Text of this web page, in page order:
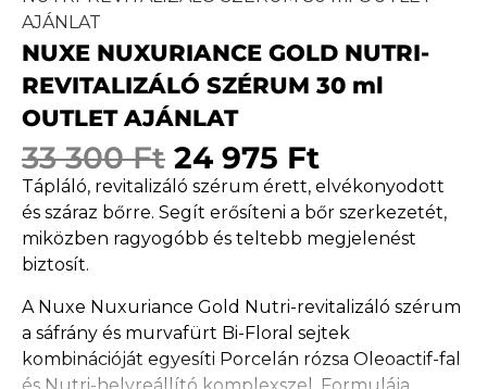
AJÁNLAT
NUXE NUXURIANCE GOLD NUTRI-
REVITALIZÁLÓ SZÉRUM 30 ml
OUTLET AJÁNLAT
33 300Ft 24 975 Ft
Tápláló, revitalizáló szérum érett, elvékonyodott
és száraz bőrre. Segít erősíteni a bőr szerkezetét,
miközben ragyogóbb és teltebb megjelenést
biztosít.
A Nuxe Nuxuriance Gold Nutri-revitalizáló szérum
a sáfrány és murvafürt Bi-Floral sejtek
kombinációját egyesíti Porcelán rózsa Oleoactif-fal